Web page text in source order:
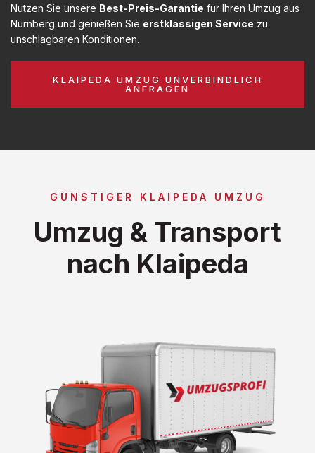
Nutzen Sie unsere Best-Preis-Garantie für Ihren Umzug aus
Nürnberg und genießen Sie erstklassigen Service zu
unschlagbaren Konditionen.
KLAIPEDA UMZUG UNVERBINDLICH
ANFRAGEN
GÜNSTIGER KLAIPEDA UMZUG
Umzug & Transport
nach Klaipeda